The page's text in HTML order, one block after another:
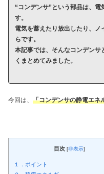
“コンデンサ”という部品は、
す。
電気を蓄えたり放出したり、
らです。
本記事では、そんなコンデンサ
くまとめてみました。
今回は、 「コンデンサの静電エネ
目次 [非表示]
１．ポイント